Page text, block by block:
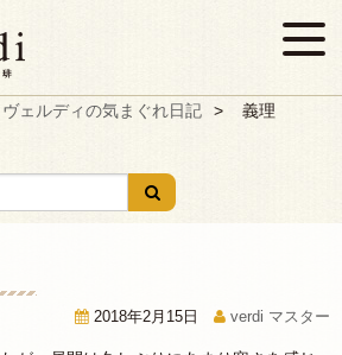
ェルディの気まぐれ日記 義理
2018年2月15日 verdi マスター